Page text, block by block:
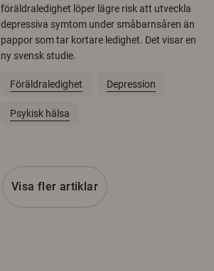
föräldraledighet löper lägre risk att utveckla
depressiva symtom under småbarnsåren än
pappor som tar kortare ledighet. Det visar en
ny svensk studie.
Föräldraledighet Depression
Psykisk hälsa
Visa fler artiklar